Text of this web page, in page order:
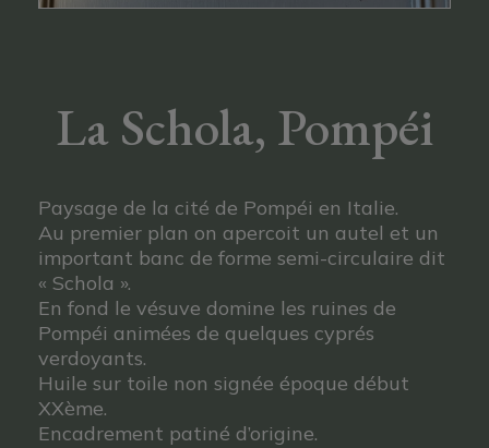
La Schola, Pompéi
Paysage de la cité de Pompéi en Italie.
Au premier plan on apercoit un autel et un
important banc de forme semi-circulaire dit
« Schola ».
En fond le vésuve domine les ruines de
Pompéi animées de quelques cyprés
verdoyants.
Huile sur toile non signée époque début
XXème.
Encadrement patiné d’origine.